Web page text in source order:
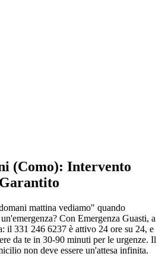
(Como): Intervento
mattina vediamo" quando
Con Emergenza Guasti, a
il 331 246 6237 è attivo 24 ore su 24, e
da te in 30-90 minuti per le urgenze. Il
non deve essere un'attesa infinita.